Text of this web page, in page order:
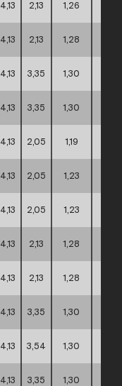
4,13 2,13 1,26
4,13 2,13 1,28
4,13 3,35 1,30
4,13 3,35 1,30
4,13 2,05 1,19
4,13 2,05 1,23
4,13 2,05 1,23
4,13 2,13 1,28
4,13 2,13 1,28
4,13 3,35 1,30
4,13 3,54 1,30
4,13 3,35 1,30